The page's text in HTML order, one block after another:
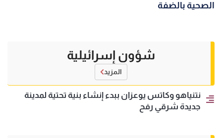
الصحية بالضفة
شؤون إسرائيلية
المزيد
نتنياهو وكاتس يوعزان ببدء إنشاء بنية تحتية لمدينة
جديدة شرقي رفح